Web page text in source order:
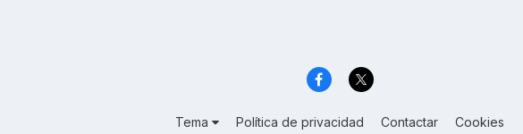
Tema Política de privacidad Contactar Cookies